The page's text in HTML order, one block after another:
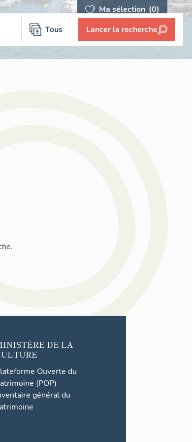
Ma sélection (0)
Tous Lancer la recherche
DE LA
Ouverte du
(POP)
général du